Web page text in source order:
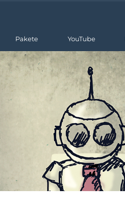
Pakete YouTube